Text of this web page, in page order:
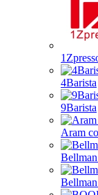
4Barista
9Barista
Aram